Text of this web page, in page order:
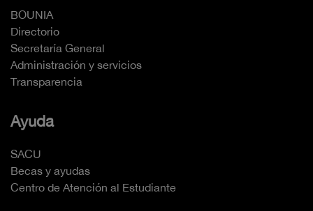
BOUNIA
Directorio
Secretaría General
Administración y servicios
Transparencia
Ayuda
SACU
Becas y ayudas
Centro de Atención al Estudiante